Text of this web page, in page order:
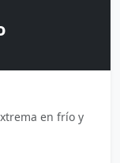
en frío y